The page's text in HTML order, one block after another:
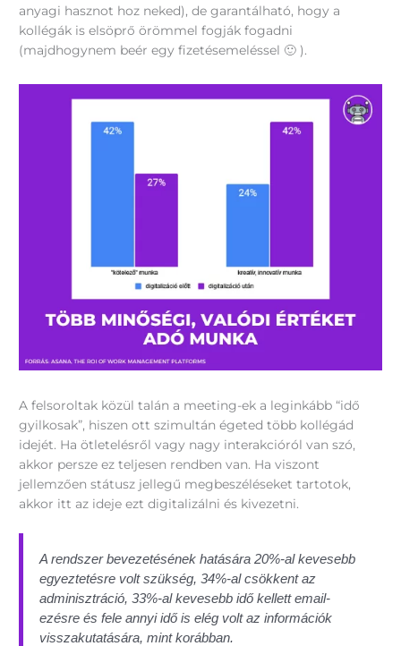
anyagi hasznot hoz neked), de garantálható, hogy a
kollégák is elsöprő örömmel fogják fogadni
(majdhogynem beér egy fizetésemeléssel 🙂 ).
A felsoroltak közül talán a meeting-ek a leginkább “idő
gyilkosak”, hiszen ott szimultán égeted több kollégád
idejét. Ha ötletelésről vagy nagy interakcióról van szó,
akkor persze ez teljesen rendben van. Ha viszont
jellemzően státusz jellegű megbeszéléseket tartotok,
akkor itt az ideje ezt digitalizálni és kivezetni.
A rendszer bevezetésének hatására 20%-al kevesebb
egyeztetésre volt szükség, 34%-al csökkent az
adminisztráció, 33%-al kevesebb idő kellett email-
ezésre és fele annyi idő is elég volt az információk
visszakutatására, mint korábban.